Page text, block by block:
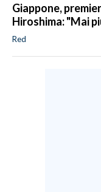
Giappone,
Hiroshima: "Mai
Red